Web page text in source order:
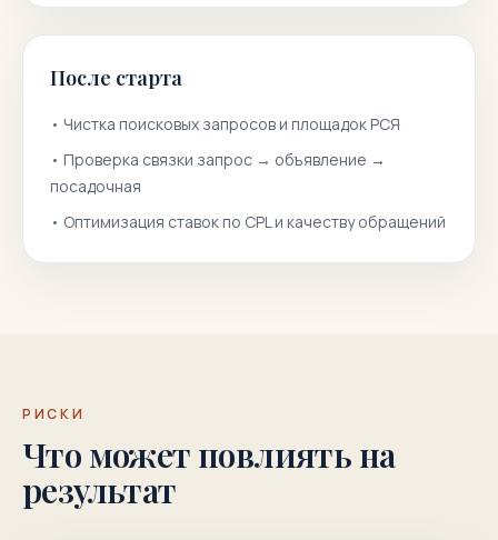
После старта
• Чистка поисковых запросов и площадок РСЯ
• Проверка связки запрос → объявление →
посадочная
• Оптимизация ставок по CPL и качеству обращений
РИСКИ
Что может повлиять на
результат